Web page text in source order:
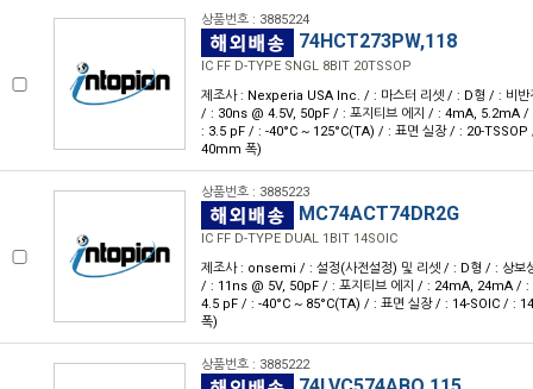
상품번호 : 3885224
74HCT273PW,118
IC FF D-TYPE SNGL 8BIT 20TSSOP
제조사 : Nexperia USA Inc. / : 마스터 리셋 / : D형 / : 비
/ : 30ns @ 4.5V, 50pF / : 포지티브 에지 / : 4mA, 5.2mA
: 3.5 pF / : -40°C ~ 125°C(TA) / : 표면 실장 / : 20-
40mm 폭)
상품번호 : 3885223
MC74ACT74DR2G
IC FF D-TYPE DUAL 1BIT 14SOIC
제조사 : onsemi / : 설정(사전설정) 및 리셋 / : D형 / : 상
/ : 11ns @ 5V, 50pF / : 포지티브 에지 / : 24mA, 24mA /
4.5 pF / : -40°C ~ 85°C(TA) / : 표면 실장 / : 14-SOIC / :
폭)
상품번호 : 3885222